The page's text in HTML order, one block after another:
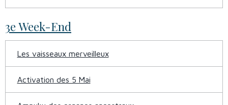
3e Week-End
Les vaisseaux merveilleux
Activation des 5 Mai